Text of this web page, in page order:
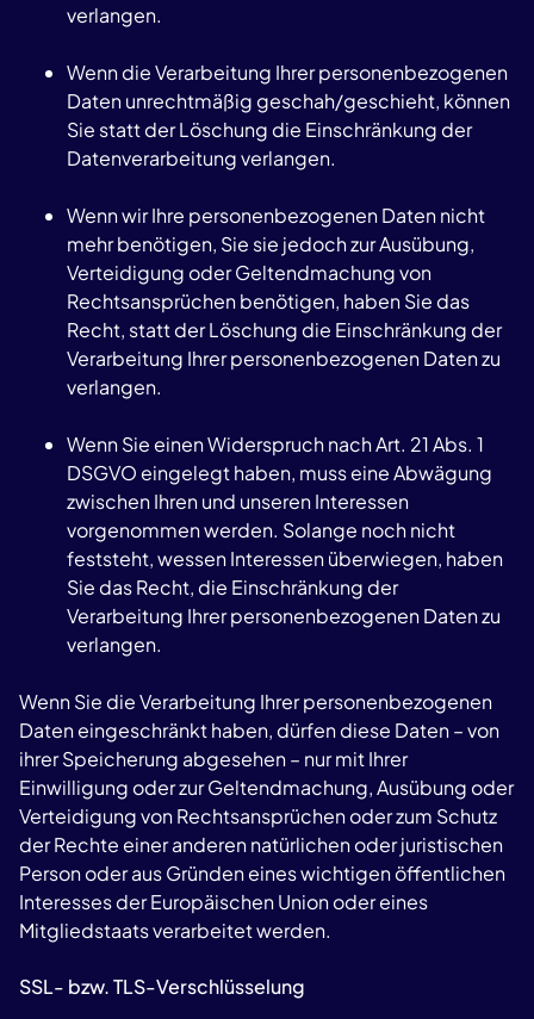
verlangen.
Wenn die Verarbeitung Ihrer personenbezogenen
Daten unrechtmäßig geschah/geschieht, können
Sie statt der Löschung die Einschränkung der
Datenverarbeitung verlangen.
Wenn wir Ihre personenbezogenen Daten nicht
mehr benötigen, Sie sie jedoch zur Ausübung,
Verteidigung oder Geltendmachung von
Rechtsansprüchen benötigen, haben Sie das
Recht, statt der Löschung die Einschränkung der
Verarbeitung Ihrer personenbezogenen Daten zu
verlangen.
Wenn Sie einen Widerspruch nach Art. 21 Abs. 1
DSGVO eingelegt haben, muss eine Abwägung
zwischen Ihren und unseren Interessen
vorgenommen werden. Solange noch nicht
feststeht, wessen Interessen überwiegen, haben
Sie das Recht, die Einschränkung der
Verarbeitung Ihrer personenbezogenen Daten zu
verlangen.
Wenn Sie die Verarbeitung Ihrer personenbezogenen
Daten eingeschränkt haben, dürfen diese Daten – von
ihrer Speicherung abgesehen – nur mit Ihrer
Einwilligung oder zur Geltendmachung, Ausübung oder
Verteidigung von Rechtsansprüchen oder zum Schutz
der Rechte einer anderen natürlichen oder juristischen
Person oder aus Gründen eines wichtigen öffentlichen
Interesses der Europäischen Union oder eines
Mitgliedstaats verarbeitet werden.
SSL- bzw. TLS-Verschlüsselung